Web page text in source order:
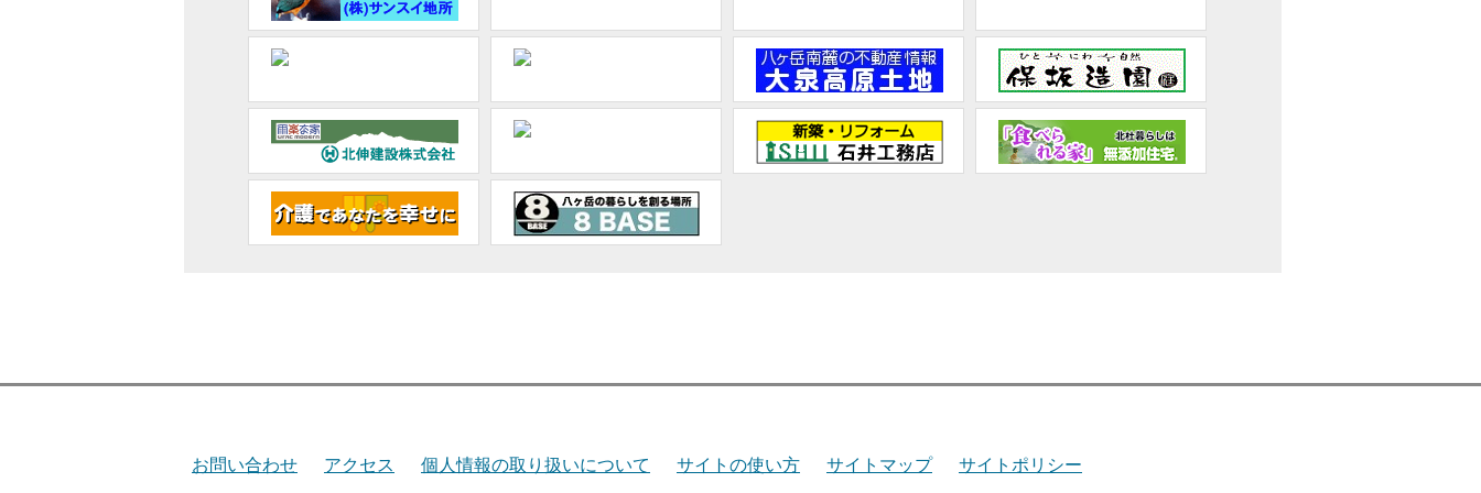
お問い合わせ アクセス 個人情報の取り扱いについて サイトの使い方 サイトマップ サイトポリシー